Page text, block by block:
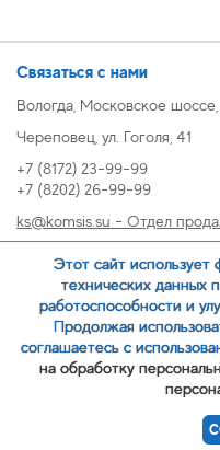
Связаться с нами
Вологда, Московское
Череповец, ул. Гоголя, 41
+7 (8172) 23-99-99
+7 (8202) 26-99-99
ks@komsis.su - Отдел
oz@komsis.su - Отдел
ЗАКАЗАТЬ ЗВОНОК
Политика
Этот сайт
технических данных
работоспособности и
Продолжая
соглашаетесь с
на обработку